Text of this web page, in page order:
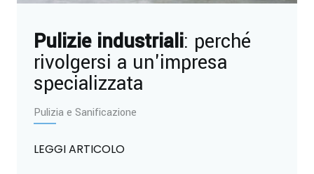
Pulizie industriali: perché
rivolgersi a un'impresa
specializzata
Pulizia e Sanificazione
LEGGI ARTICOLO